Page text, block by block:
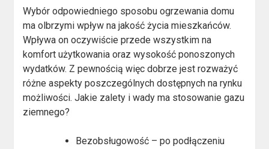
Wybór odpowiedniego sposobu ogrzewania domu
ma olbrzymi wpływ na jakość życia mieszkańców.
Wpływa on oczywiście przede wszystkim na
komfort użytkowania oraz wysokość ponoszonych
wydatków. Z pewnością więc dobrze jest rozważyć
różne aspekty poszczególnych dostępnych na rynku
możliwości. Jakie zalety i wady ma stosowanie gazu
ziemnego?
Bezobsługowość – po podłączeniu